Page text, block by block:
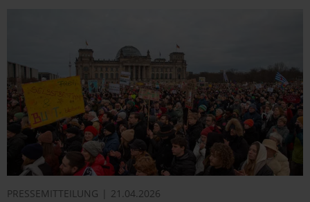
PRESSEMITTEILUNG 21.04.2026